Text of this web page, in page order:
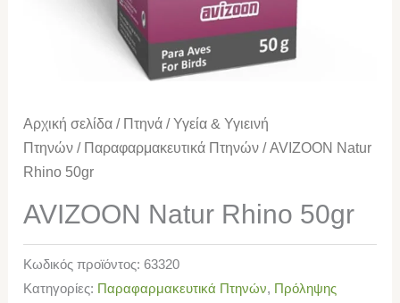
Αρχική σελίδα / Πτηνά / Υγεία & Υγιεινή
Πτηνών / Παραφαρμακευτικά Πτηνών / AVIZOON Natur
Rhino 50gr
AVIZOON Natur Rhino 50gr
Κωδικός προϊόντος:63320
Κατηγορίες: Παραφαρμακευτικά Πτηνών, Πρόληψης